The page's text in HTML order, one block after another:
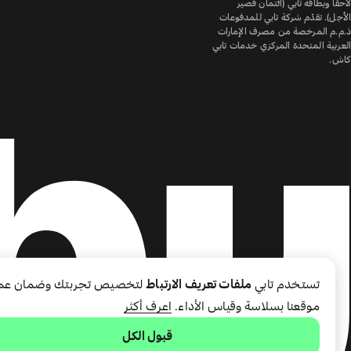
لاحقًا وبطاقة تابي (ائتمان قصير
الأجل). تقدّم شركة تابي للمدفوعات
ذ.م.م المرخصة من مصرف الإمارات
العربية المتحدة المركزي خدمات تابي
كاش.
تستخدم تابي ملفات تعريف الارتباطلتخصيص تجربتك وضمان
موقعنا بسلاسة وقياس الأداء. اعرف أكثر
قبول الكل